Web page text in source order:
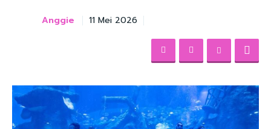
Anggie 11 Mei 2026